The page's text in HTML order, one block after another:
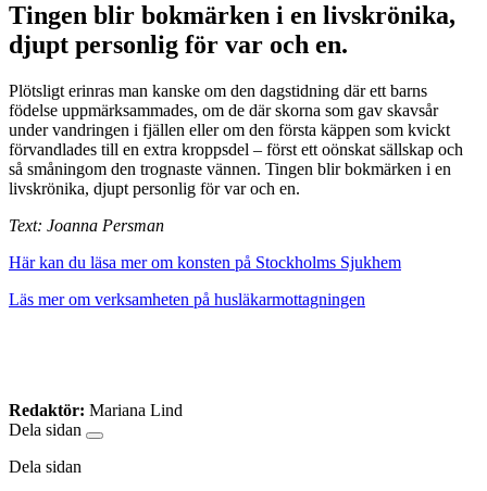
Tingen blir bokmärken i en livskrönika,
djupt personlig för var och en.
Plötsligt erinras man kanske om den dagstidning där ett barns
födelse uppmärksammades, om de där skorna som gav skavsår
under vandringen i fjällen eller om den första käppen som kvickt
förvandlades till en extra kroppsdel – först ett oönskat sällskap och
så småningom den trognaste vännen. Tingen blir bokmärken i en
livskrönika, djupt personlig för var och en.
Text: Joanna Persman
Här kan du läsa mer om konsten på Stockholms Sjukhem
Läs mer om verksamheten på husläkarmottagningen
Redaktör: Mariana Lind
Dela sidan
Dela sidan